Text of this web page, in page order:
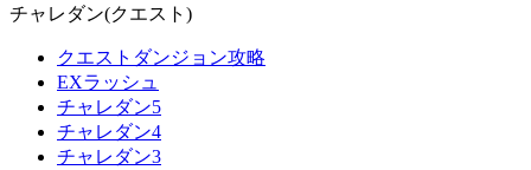
チャレダン(クエスト)
クエストダンジョン攻略
EXラッシュ
チャレダン5
チャレダン4
チャレダン3